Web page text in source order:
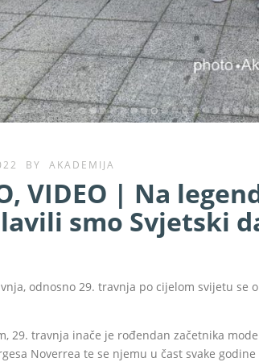
BY AKADEMIJA
VIDEO | Na
smo Svjetski
odnosno 29. travnja po cijelom svijetu se
29. travnja inače je rođendan začetnika
Noverrea te se njemu u čast svake